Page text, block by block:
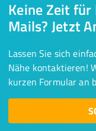
Keine Zeit für
Mails? Jetzt
Lassen Sie sich
Nähe kontaktieren!
kurzen Formular an